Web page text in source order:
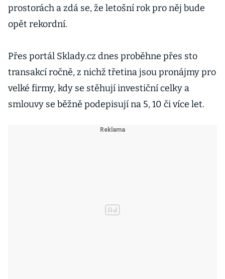
prostorách a zdá se, že letošní rok pro něj bude
opět rekordní.
Přes portál Sklady.cz dnes proběhne přes sto
transakcí ročně, z nichž třetina jsou pronájmy pro
velké firmy, kdy se stěhují investiční celky a
smlouvy se běžně podepisují na 5, 10 či více let.